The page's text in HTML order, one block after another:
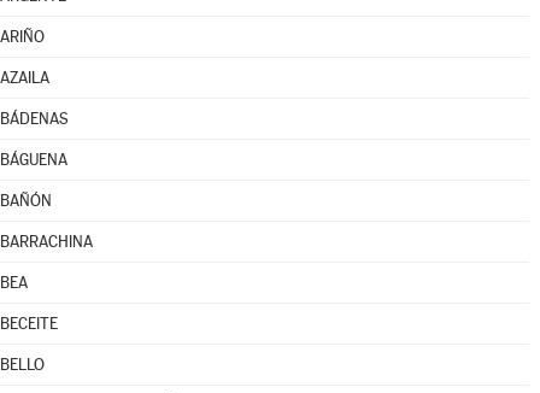
ARIÑO
AZAILA
BÁDENAS
BÁGUENA
BAÑÓN
BARRACHINA
BEA
BECEITE
BELLO